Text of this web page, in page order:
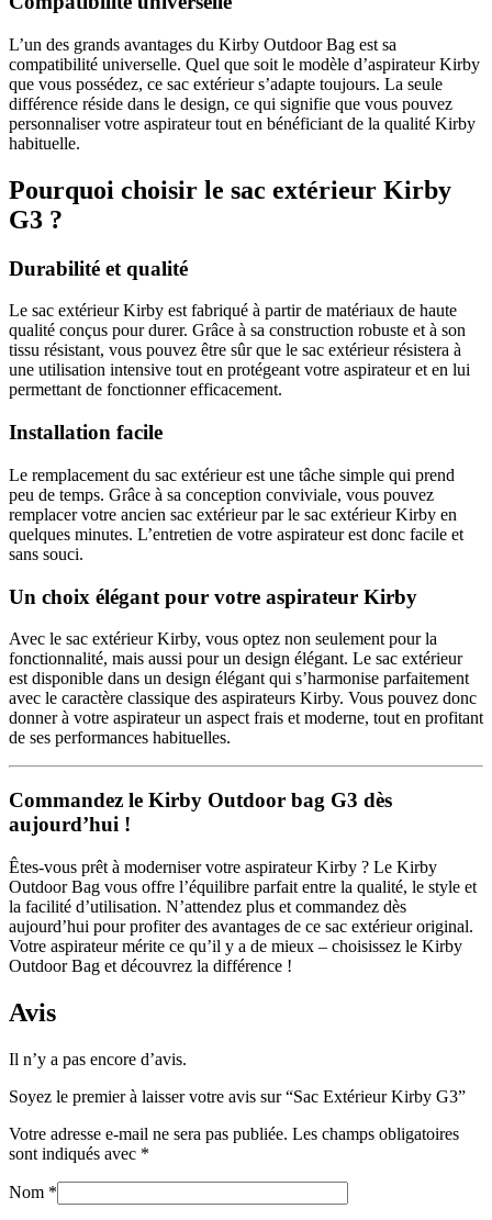
L’un des grands avantages du Kirby Outdoor Bag est sa
compatibilité universelle. Quel que soit le modèle d’aspirateur Kirby
que vous possédez, ce sac extérieur s’adapte toujours. La seule
différence réside dans le design, ce qui signifie que vous pouvez
personnaliser votre aspirateur tout en bénéficiant de la qualité Kirby
habituelle.
Pourquoi choisir le sac extérieur Kirby
G3 ?
Durabilité et qualité
Le sac extérieur Kirby est fabriqué à partir de matériaux de haute
qualité conçus pour durer. Grâce à sa construction robuste et à son
tissu résistant, vous pouvez être sûr que le sac extérieur résistera à
une utilisation intensive tout en protégeant votre aspirateur et en lui
permettant de fonctionner efficacement.
Installation facile
Le remplacement du sac extérieur est une tâche simple qui prend
peu de temps. Grâce à sa conception conviviale, vous pouvez
remplacer votre ancien sac extérieur par le sac extérieur Kirby en
quelques minutes. L’entretien de votre aspirateur est donc facile et
sans souci.
Un choix élégant pour votre aspirateur Kirby
Avec le sac extérieur Kirby, vous optez non seulement pour la
fonctionnalité, mais aussi pour un design élégant. Le sac extérieur
est disponible dans un design élégant qui s’harmonise parfaitement
avec le caractère classique des aspirateurs Kirby. Vous pouvez donc
donner à votre aspirateur un aspect frais et moderne, tout en profitant
de ses performances habituelles.
Commandez le Kirby Outdoor bag G3 dès
aujourd’hui !
Êtes-vous prêt à moderniser votre aspirateur Kirby ? Le Kirby
Outdoor Bag vous offre l’équilibre parfait entre la qualité, le style et
la facilité d’utilisation. N’attendez plus et commandez dès
aujourd’hui pour profiter des avantages de ce sac extérieur original.
Votre aspirateur mérite ce qu’il y a de mieux – choisissez le Kirby
Outdoor Bag et découvrez la différence !
Avis
Il n’y a pas encore d’avis.
Soyez le premier à laisser votre avis sur “Sac Extérieur Kirby G3”
Votre adresse e-mail ne sera pas publiée. Les champs obligatoires
sont indiqués avec *
Nom *